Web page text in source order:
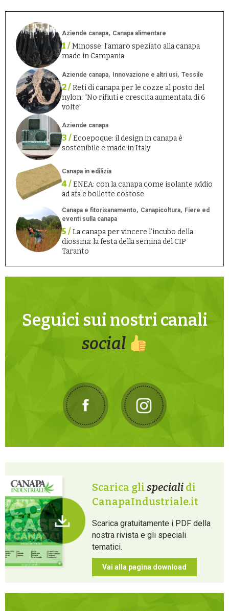
Aziende canapa Canapa alimentare
1 /Minosse: l’amaro speziato alla canapa
made in Campania
Aziende canapa Innovazione e altri usi Tessile
2 /Reti di canapa per le cozze al posto del
nylon: “No rifiuti e crescita aumentata di 6
volte”
Aziende canapa
3 /Ecoepoque: il design in canapa è
sostenibile e made in Italy
Canapa in edilizia
4 /ENEA: con la canapa come isolante addio
ad afa e bollette costose
Canapa e fitorisanamento Canapicoltura
Fiere ed
eventi sulla canapa
5 /La canapa per vincere l’incubo della
diossina: la festa della semina del CIP
Taranto
Seguici sui nostri canali
social
Scarica gli speciali di
CanapaIndustriale.it
Scarica gratuitamente i PDF della
nostra rivista e gli speciali
tematici.
Vai alla pagina download